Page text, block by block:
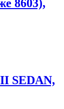
8603),
SEDAN,